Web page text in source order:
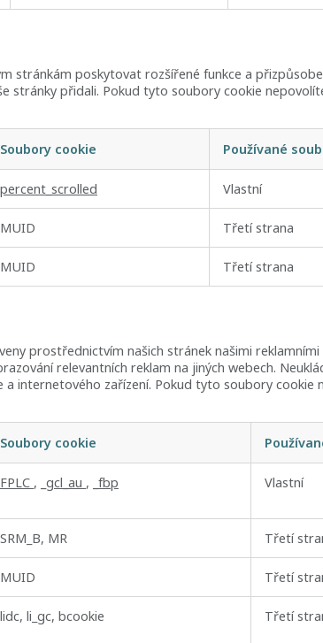
stránkám poskytovat rozšířené funkce a
stránky přidali. Pokud tyto soubory cookie
Soubory cookie Používané
percent_scrolled Vlastní
MUID Třetí strana
MUID Třetí strana
prostřednictvím našich stránek našimi
relevantních reklam na jiných webech.
a internetového zařízení. Pokud tyto soubory cookie
Soubory cookie
FPLC , _gcl_au , _fbp Vlastní
SRM_B, MR Třetí
MUID Třetí
lidc, li_gc, bcookie Třetí